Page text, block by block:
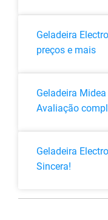
Geladeira
preços e mais
Geladeira
Avaliação
Geladeira
Sincera!